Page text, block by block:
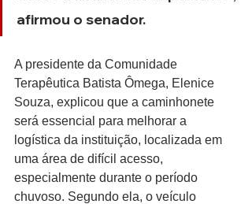
afirmou o senador.
A presidente da Comunidade
Terapêutica Batista Ômega, Elenice
Souza, explicou que a caminhonete
será essencial para melhorar a
logística da instituição, localizada em
uma área de difícil acesso,
especialmente durante o período
chuvoso. Segundo ela, o veículo